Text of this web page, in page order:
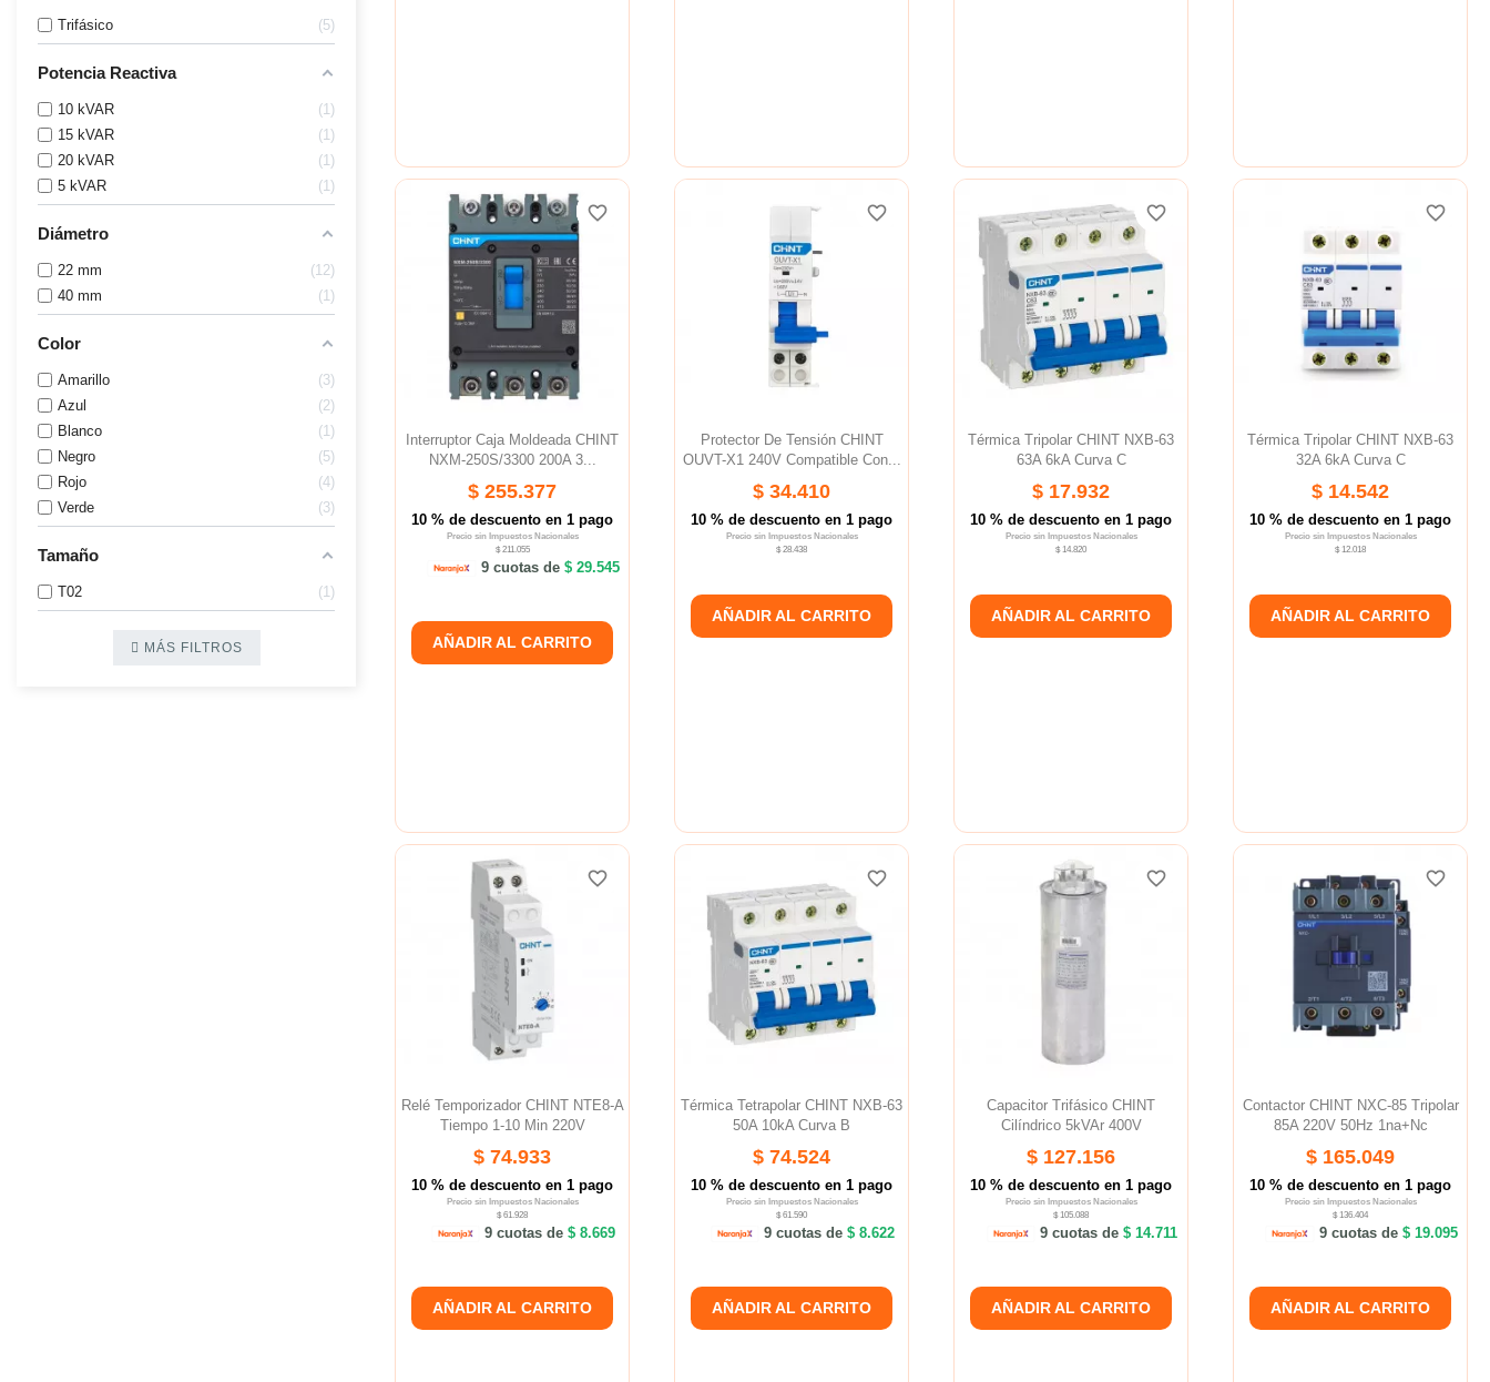
Trifásico 5
Potencia Reactiva
10 kVAR
1
15 kVAR
1
20 kVAR
1
5 kVAR
1
Diámetro
22 mm
12
40 mm
1
Color
Amarillo
3
Azul
2
Blanco
1
Negro
5
Rojo
4
Verde
3
Tamaño
T02 1
MÁS FILTROS
Interruptor Caja Moldeada CHINT
NXM-250S/3300 200A 3...
$ 255.377
10 % de descuento en 1 pago
Precio sin Impuestos Nacionales
$ 211.055
9 cuotas de $ 29.545
AÑADIR AL CARRITO
favorite_border
favorite_border
favorite_border
Protector De Tensión CHINT
OUVT-X1 240V Compatible Con...
$ 34.410
10 % de descuento en 1 pago
Precio sin Impuestos Nacionales
$ 28.438
AÑADIR AL CARRITO
favorite_border
favorite_border
favorite_border
Térmica Tripolar CHINT NXB-63
63A 6kA Curva C
$ 17.932
10 % de descuento en 1 pago
Precio sin Impuestos Nacionales
$ 14.820
AÑADIR AL CARRITO
favorite_border
favorite_border
favorite_border
Térmica Tripolar CHINT NXB-63
32A 6kA Curva C
$ 14.542
10 % de descuento en 1 pago
Precio sin Impuestos Nacionales
$ 12.018
AÑADIR AL CARRITO
favorite_border
favorite_border
favorite_border
Relé Temporizador CHINT NTE8-A
Tiempo 1-10 Min 220V
$ 74.933
10 % de descuento en 1 pago
Precio sin Impuestos Nacionales
$ 61.928
9 cuotas de$ 8.669
AÑADIR AL CARRITO
favorite_border
favorite_border
favorite_border
Térmica Tetrapolar CHINT NXB-63
50A 10kA Curva B
$ 74.524
10 % de descuento en 1 pago
Precio sin Impuestos Nacionales
$ 61.590
9 cuotas de$ 8.622
AÑADIR AL CARRITO
favorite_border
favorite_border
favorite_border
Capacitor Trifásico CHINT
Cilíndrico 5kVAr 400V
$ 127.156
10 % de descuento en 1 pago
Precio sin Impuestos Nacionales
$ 105.088
9 cuotas de$ 14.711
AÑADIR AL CARRITO
favorite_border
favorite_border
favorite_border
Contactor CHINT NXC-85 Tripolar
85A 220V 50Hz 1na+nc
$ 165.049
10 % de descuento en 1 pago
Precio sin Impuestos Nacionales
$ 136.404
9 cuotas de $ 19.095
AÑADIR AL CARRITO
favorite_border
favorite_border
favorite_border